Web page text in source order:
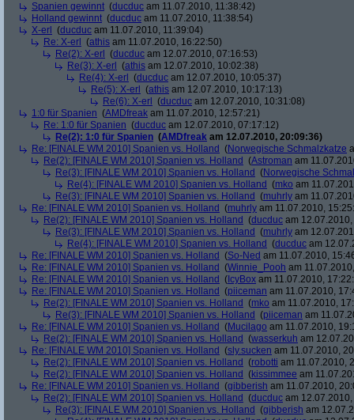
Spanien gewinnt (ducduc am 11.07.2010, 11:38:42)
Holland gewinnt (ducduc am 11.07.2010, 11:38:54)
X-erl
(ducduc am 11.07.2010, 11:39:04)
Re: X-erl
(athis am 11.07.2010, 16:22:50)
Re(2): X-erl
(ducduc am 12.07.2010, 07:16:53)
Re(3): X-erl
(athis am 12.07.2010, 10:02:38)
Re(4): X-erl
(ducduc am 12.07.2010, 10:05:37)
Re(5): X-erl
(athis am 12.07.2010, 10:17:13)
Re(6): X-erl
(ducduc am 12.07.2010, 10:31:08)
1:0 für Spanien (AMDfreak am 11.07.2010, 12:57:21)
Re: 1:0 für Spanien (ducduc am 12.07.2010, 07:17:12)
Re(2): 1:0 für Spanien (AMDfreak am 12.07.2010, 20:09:36)
Re: [FINALE WM 2010] Spanien vs. Holland (Norwegische Schmalzkatze
Re(2): [FINALE WM 2010] Spanien vs. Holland (Astroman am
Re(3): [FINALE WM 2010] Spanien vs. Holland (Norwegische
Re(4): [FINALE WM 2010] Spanien vs. Holland (mko am
Re(3): [FINALE WM 2010] Spanien vs. Holland (muhrly am
Re: [FINALE WM 2010] Spanien vs. Holland (muhrly am 11.07.2010,
Re(2): [FINALE WM 2010] Spanien vs. Holland (ducduc am
Re(3): [FINALE WM 2010] Spanien vs. Holland (muhrly am
Re(4): [FINALE WM 2010] Spanien vs. Holland (ducduc am
Re: [FINALE WM 2010] Spanien vs. Holland (So-Ned am 11.07.2010,
Re: [FINALE WM 2010] Spanien vs. Holland (Winnie_Pooh am
Re: [FINALE WM 2010] Spanien vs. Holland ( IcyBox am 11.07.2010,
Re: [FINALE WM 2010] Spanien vs. Holland (piiceman am 11.07.2010,
Re(2): [FINALE WM 2010] Spanien vs. Holland (mko am 11.07.2010,
Re(3): [FINALE WM 2010] Spanien vs. Holland (piiceman am
Re: [FINALE WM 2010] Spanien vs. Holland (Mucilago am 11.07.2010,
Re(2): [FINALE WM 2010] Spanien vs. Holland (wasserkuh am
Re: [FINALE WM 2010] Spanien vs. Holland (sly.sucken am 11.07.2010,
Re(2): [FINALE WM 2010] Spanien vs. Holland (robotti am 11.07.2010,
Re(2): [FINALE WM 2010] Spanien vs. Holland (kissimmee am
Re: [FINALE WM 2010] Spanien vs. Holland (gibberish am 11.07.2010,
Re(2): [FINALE WM 2010] Spanien vs. Holland (ducduc am
Re(3): [FINALE WM 2010] Spanien vs. Holland (gibberish am